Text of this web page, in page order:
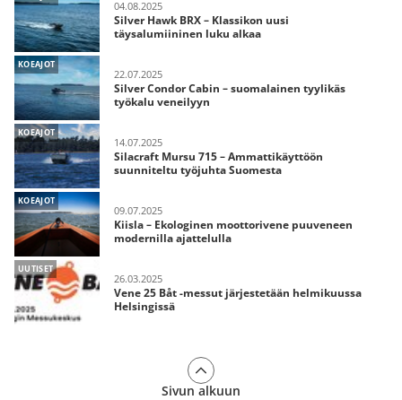
04.08.2025
Silver Hawk BRX – Klassikon uusi
täysalumiininen luku alkaa
KOEAJOT
22.07.2025
Silver Condor Cabin – suomalainen tyylikäs
työkalu veneilyyn
KOEAJOT
14.07.2025
Silacraft Mursu 715 – Ammattikäyttöön
suunniteltu työjuhta Suomesta
KOEAJOT
09.07.2025
Kiisla – Ekologinen moottorivene puuveneen
modernilla ajattelulla
UUTISET
26.03.2025
Vene 25 Båt -messut järjestetään helmikuussa
Helsingissä
Sivun alkuun